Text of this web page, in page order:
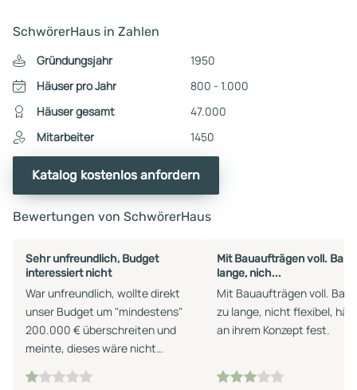
SchwörerHaus in Zahlen
Gründungsjahr
1950
Häuser pro Jahr
800 - 1.000
Häuser gesamt
47.000
Mitarbeiter
1450
Katalog kostenlos anfordern
Bewertungen von SchwörerHaus
Sehr unfreundlich, Budget
interessiert nicht
War unfreundlich, wollte direkt
unser Budget um "mindestens"
200.000 € überschreiten und
meinte, dieses wäre nicht
Firmen halten unser gesetztes
Mit Bauaufträgen voll.
lange, nich...
Mit Bauaufträgen voll.
zu lange, nicht flexibel,
an ihrem Konzept fest.